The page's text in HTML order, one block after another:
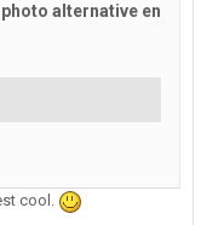
alternative en
cool.